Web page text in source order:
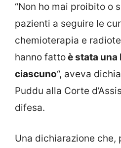
“Non ho mai proibito o
pazienti a seguire le
chemioterapia e
hanno fattoè stata una
ciascuno“, aveva
Puddu alla Corte
difesa.
Una dichiarazione che,